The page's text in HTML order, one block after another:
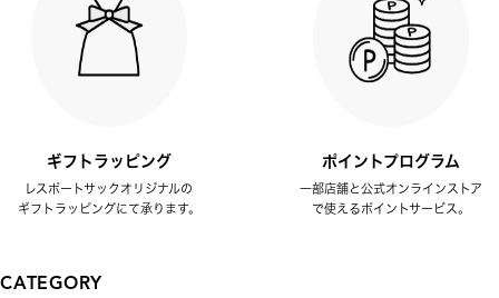
ギフトラッピング
レスポートサックオリジナルの
ギフトラッピングにて承ります。
ポイントプログラム
一部店舗と公式オンラインストア
で使えるポイントサービス。
CATEGORY